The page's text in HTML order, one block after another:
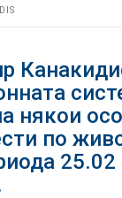
някои
по
25.02